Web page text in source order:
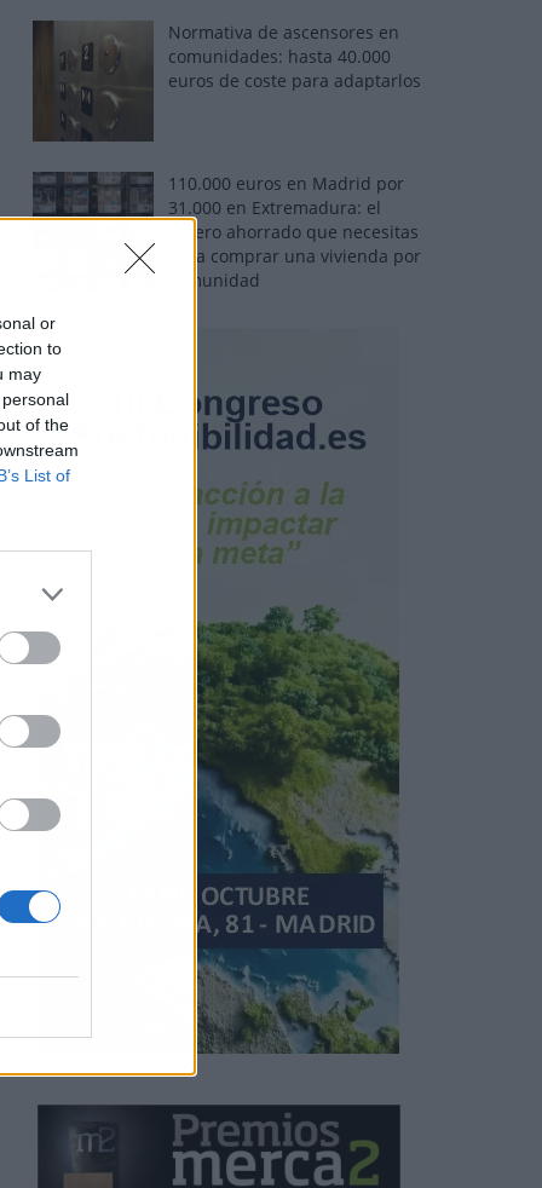
or
to
may
of the
List of
Normativa de ascensores en
comunidades: hasta 40.000
euros de coste para adaptarlos
110.000 euros en Madrid por
31.000 en Extremadura: el
dinero ahorrado que necesitas
para comprar una vivienda por
comunidad